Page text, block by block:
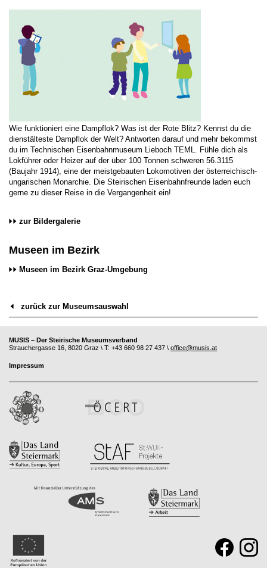
Wie funktioniert eine Dampflok? Was ist der Rote Blitz? Kennst du die
dienstälteste Dampflok der Welt? Antworten darauf und mehr bekommst
du im Technischen Eisenbahnmuseum Lieboch TEML. Fühle dich als
Lokführer oder Heizer auf der über 100 Tonnen schweren 56.3115
(Baujahr 1914), eine der meistgebauten Lokomotiven der österreichisch-
ungarischen Monarchie. Die Steirischen Eisenbahnfreunde laden euch
gerne zu dieser Reise in die Vergangenheit ein!
zur Bildergalerie
Museen im Bezirk
Museen im Bezirk Graz-Umgebung
zurück zur Museumsauswahl
MUSIS – Der Steirische Museumsverband
Strauchergasse 16, 8020 Graz \ T: +43 660 98 27 437 \ office@musis.at
Impressum